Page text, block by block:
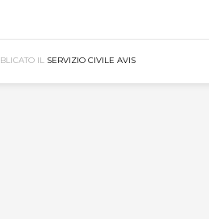
IL SERVIZIO CIVILE AVIS